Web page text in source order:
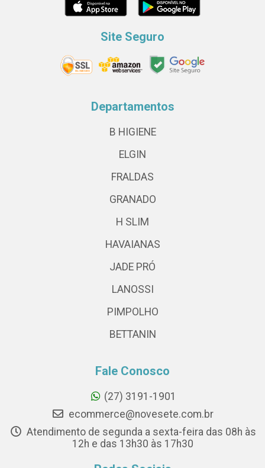
Site Seguro
Departamentos
B HIGIENE
ELGIN
FRALDAS
GRANADO
H SLIM
HAVAIANAS
JADE PRÓ
LANOSSI
PIMPOLHO
BETTANIN
Fale Conosco
(27) 3191-1901
ecommerce@novesete.com.br
Atendimento de segunda a sexta-feira das 08h às
12h e das 13h30 às 17h30